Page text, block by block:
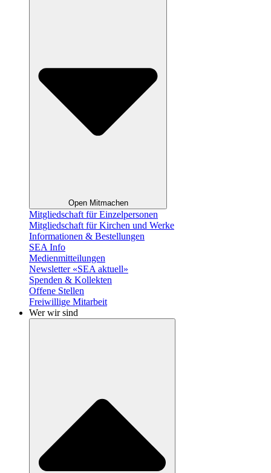
Open Mitmachen
Mitgliedschaft für Einzelpersonen
Mitgliedschaft für Kirchen und Werke
Informationen & Bestellungen
SEA Info
Medienmitteilungen
Newsletter «SEA aktuell»
Spenden & Kollekten
Offene Stellen
Freiwillige Mitarbeit
Wer wir sind